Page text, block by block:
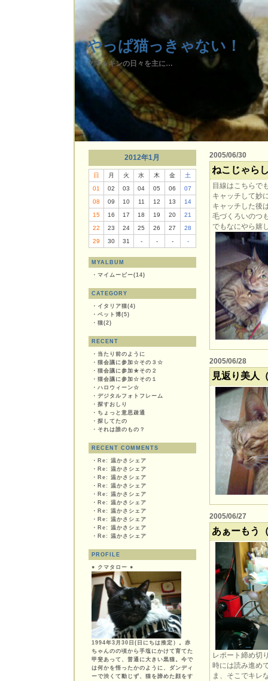
やっぱ猫っきゃない！
クマ＆キンの日々を主に…
2012年1月
日 月 火 水 木 金
土
01
02 03 04 05 06
07
08
09 10 11 12 13
14
15
16 17 18 19 20
21
22
23 24 25 26 27
28
29
30 31 - - - -
MYALBUM
・ マイムービー(14)
CATEGORY
・ イタリア猫(4)
・ ペット博(5)
・ 猫(2)
RECENT
・ 当たり前のように
・ 猫会議に参加☆その３☆
・ 猫会議に参加★その２
・ 猫会議に参加☆その１
・ ハロウィーン☆
・ デジタルフォトフレーム
・ 探すおしり
・ ちょっと意思疎通
・ 探してたの
・ それは誰のもの？
RECENT COMMENTS
・ Re: 温かさシェア
・ Re: 温かさシェア
・ Re: 温かさシェア
・ Re: 温かさシェア
・ Re: 温かさシェア
・ Re: 温かさシェア
・ Re: 温かさシェア
・ Re: 温かさシェア
・ Re: 温かさシェア
・ Re: 温かさシェア
PROFILE
● クマタロー ●
1994年3月30日(日にちは推定）。赤
ちゃんのの頃から手塩にかけて育てた
甲斐あって、普通に大きい黒猫。今で
は何かを悟ったかのように、ダンディ
ーで渋くて動じず、猫を諦めた顔をす
2005/06/30
ねこじゃら
目線はこちらで
キャッチして妙
キャッチした後
毛づくろいのつ
でもなにやら嬉
2005/06/28
見返り美人
2005/06/27
あぁーもう
レポート締め切
時には読み進め
ま、そこでキレ